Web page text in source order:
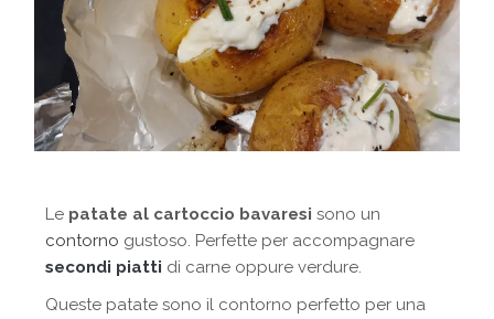
Le patate al cartoccio bavaresi sono un
contorno gustoso. Perfette per accompagnare
secondi piatti di carne oppure verdure.
Queste patate sono il contorno perfetto per una